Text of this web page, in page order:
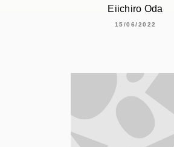
Eiichiro Oda
15/06/2022